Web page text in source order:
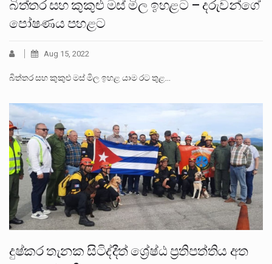
බිත්තර සහ කුකුළු මස් මිල ඉහළට – දරුවන්ගේ
පෝෂණය පහළට
Aug 15, 2022
බිත්තර සහ කුකුළු මස් මිල ඉහළ යාම රට තුළ…
දුෂ්කර තැනක සිටිද්දීත් ශ්‍රේෂ්ඨ ප්‍රතිපත්තිය අත